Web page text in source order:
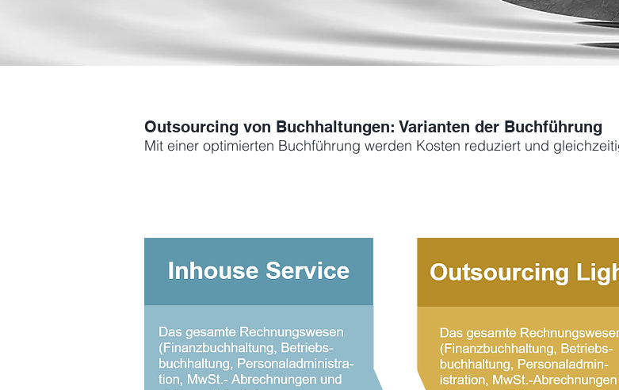
Outsourcing von Buchhaltungen: Varianten der Buchführung
Mit einer optimierten Buchführung werden Kosten reduziert und